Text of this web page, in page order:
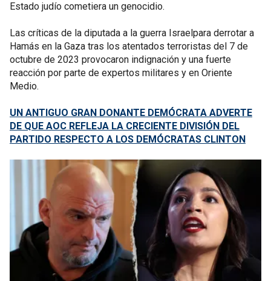
Estado judío cometiera un genocidio.
Las críticas de la diputada a la guerra Israelpara derrotar a
Hamás en la Gaza tras los atentados terroristas del 7 de
octubre de 2023 provocaron indignación y una fuerte
reacción por parte de expertos militares y en Oriente
Medio.
UN ANTIGUO GRAN DONANTE DEMÓCRATA ADVERTE
DE QUE AOC REFLEJA LA CRECIENTE DIVISIÓN DEL
PARTIDO RESPECTO A LOS DEMÓCRATAS CLINTON